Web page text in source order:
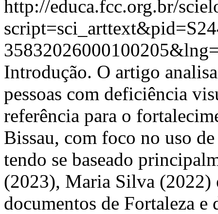
http://educa.fcc.org.br/
Introdução. O artigo
pessoas com deficiência
referência para o
Bissau, com foco no uso
tendo se baseado
(2023), Maria Silva (2022)
documentos de Fortaleza